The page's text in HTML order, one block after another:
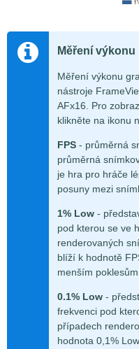
Měření výkonu
Měření výkonu
nástroje
AFx16. Pro
klikněte na ikonu
FPS - průměrná
průměrná
je hra pro hráče
posuny mezi
1% Low -
pod kterou se ve
renderovaných
blíží k hodnotě
menším
0.1% Low -
frekvenci pod
případech
hodnota 0,1%